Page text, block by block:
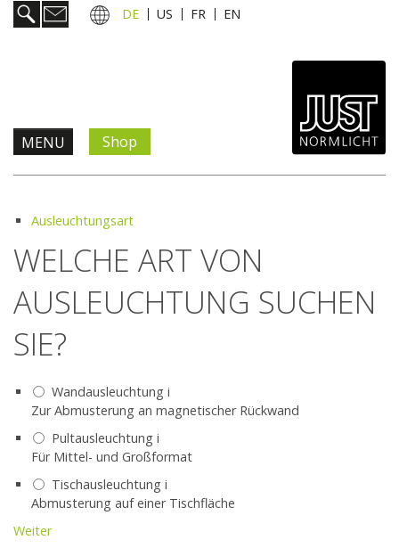
DE US FR EN
MENU
Information & Service
Aktuelles
Unternehmen
Kontakt
Shop
Ausleuchtungsart
WELCHE ART VON
AUSLEUCHTUNG SUCHEN
SIE?
Wandausleuchtung i
Zur Abmusterung an magnetischer Rückwand
Pultausleuchtung i
Für Mittel- und Großformat
Tischausleuchtung i
Abmusterung auf einer Tischfläche
Weiter